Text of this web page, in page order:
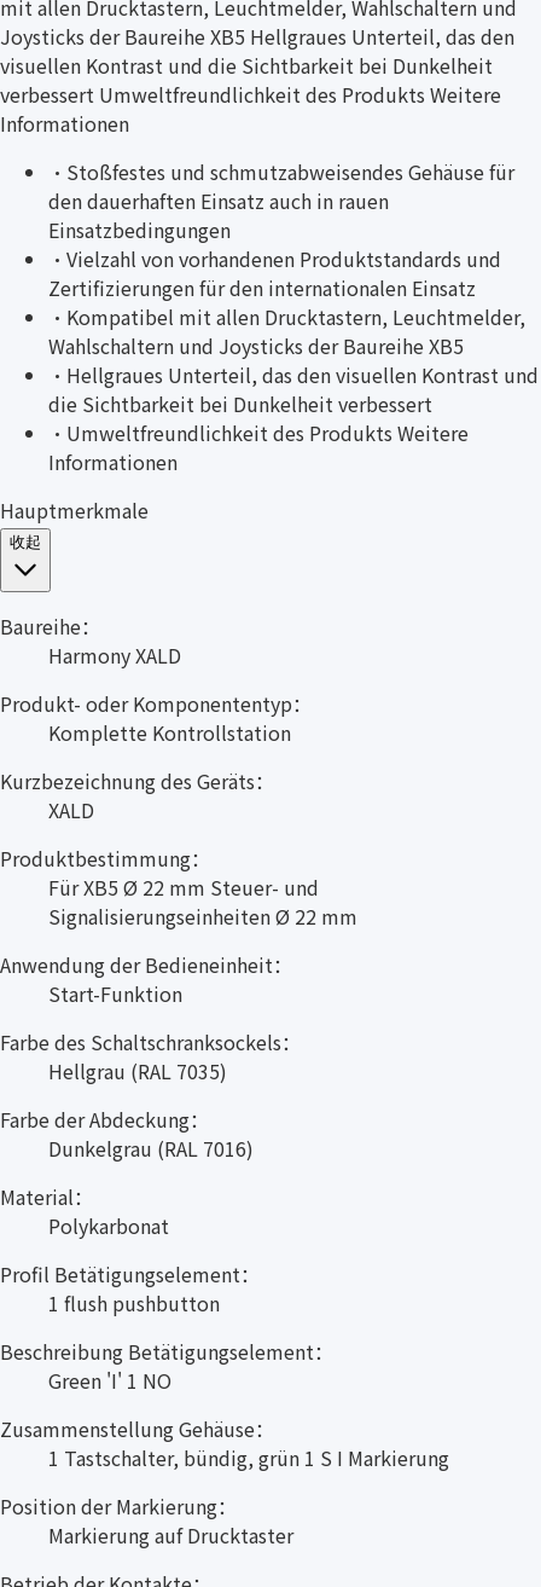
mit allen Drucktastern, Leuchtmelder, Wahlschaltern und
Joysticks der Baureihe XB5 Hellgraues Unterteil, das den
visuellen Kontrast und die Sichtbarkeit bei Dunkelheit
verbessert Umweltfreundlichkeit des Produkts Weitere
Informationen
· Stoßfestes und schmutzabweisendes Gehäuse für
den dauerhaften Einsatz auch in rauen
Einsatzbedingungen
· Vielzahl von vorhandenen Produktstandards und
Zertifizierungen für den internationalen Einsatz
· Kompatibel mit allen Drucktastern, Leuchtmelder,
Wahlschaltern und Joysticks der Baureihe XB5
· Hellgraues Unterteil, das den visuellen Kontrast und
die Sichtbarkeit bei Dunkelheit verbessert
· Umweltfreundlichkeit des Produkts Weitere
Informationen
Hauptmerkmale
收起
Baureihe：
Harmony XALD
Produkt- oder Komponententyp：
Komplette Kontrollstation
Kurzbezeichnung des Geräts：
XALD
Produktbestimmung：
Für XB5 Ø 22 mm Steuer- und
Signalisierungseinheiten Ø 22 mm
Anwendung der Bedieneinheit：
Start-Funktion
Farbe des Schaltschranksockels：
Hellgrau (RAL 7035)
Farbe der Abdeckung：
Dunkelgrau (RAL 7016)
Material：
Polykarbonat
Profil Betätigungselement：
1 flush pushbutton
Beschreibung Betätigungselement：
Green 'I' 1 NO
Zusammenstellung Gehäuse：
1 Tastschalter, bündig, grün 1 S I Markierung
Position der Markierung：
Markierung auf Drucktaster